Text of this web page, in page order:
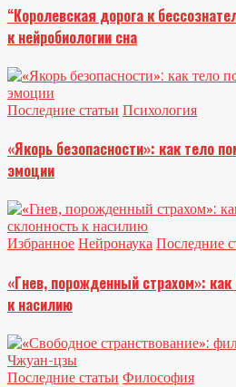
“Королевская дорога к
к нейробиологии сна
Последние статьи Психология
«Якорь безопасности»: как тело
эмоции
Избранное Нейронаука Последние
«Гнев, порожденный страхом»:
к насилию
Последние статьи Философия